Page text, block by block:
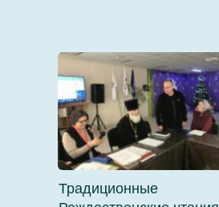
Традиционные